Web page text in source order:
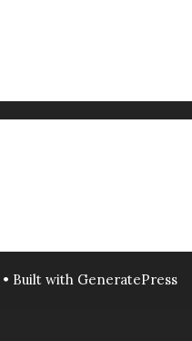
• Built with GeneratePress